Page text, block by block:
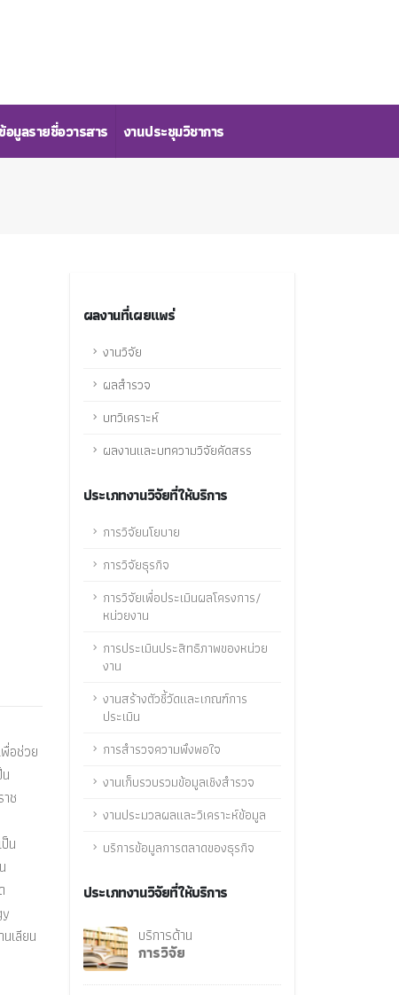
อมูลรายชื่อวารสาร งานประชุมวิชาการ
อช่วย
ช
น
เลียน
ผลงานที่เผยแพร่
งานวิจัย
ผลสำรวจ
บทวิเคราะห์
ผลงานและบทความวิจัยคัดสรร
ประเภทงานวิจัยที่ให้บริการ
การวิจัยนโยบาย
การวิจัยธุรกิจ
การวิจัยเพื่อประเมินผลโครงการ/
หน่วยงาน
การประเมินประสิทธิภาพของหน่วย
งาน
งานสร้างตัวชี้วัดและเกณฑ์การ
ประเมิน
การสำรวจความพึงพอใจ
งานเก็บรวบรวมข้อมูลเชิงสำรวจ
งานประมวลผลและวิเคราะห์ข้อมูล
บริการข้อมูลการตลาดของธุรกิจ
ประเภทงานวิจัยที่ให้บริการ
บริการด้าน
การวิจัย